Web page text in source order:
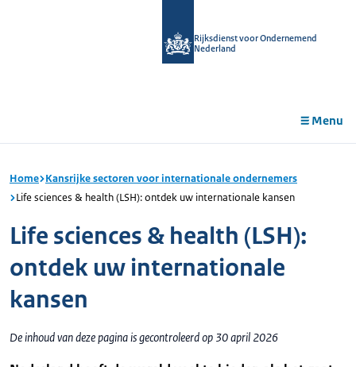
Rijksdienst voor Ondernemend
Nederland
Menu
Home Kansrijke sectoren voor internationale ondernemers
Life sciences & health (LSH): ontdek uw internationale kansen
Life sciences & health (LSH):
ontdek uw internationale
kansen
De inhoud van deze pagina is gecontroleerd op 30 april 2026